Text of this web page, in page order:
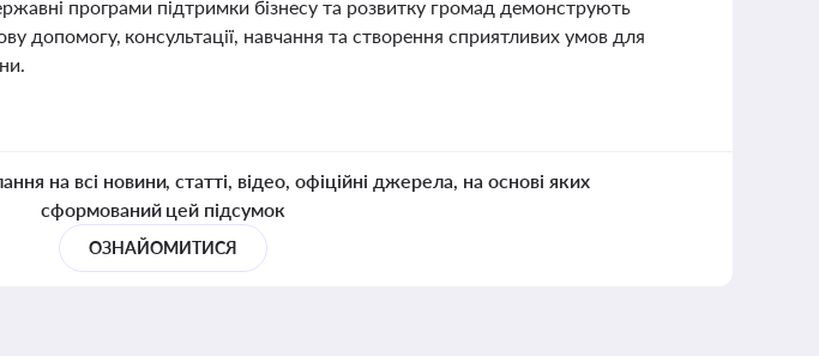
програми підтримки бізнесу та розвитку громад демонструють
допомогу, консультації, навчання та створення сприятливих умов для
на всі новини, статті, відео, офіційні джерела, на основі яких
сформований цей підсумок
ОЗНАЙОМИТИСЯ